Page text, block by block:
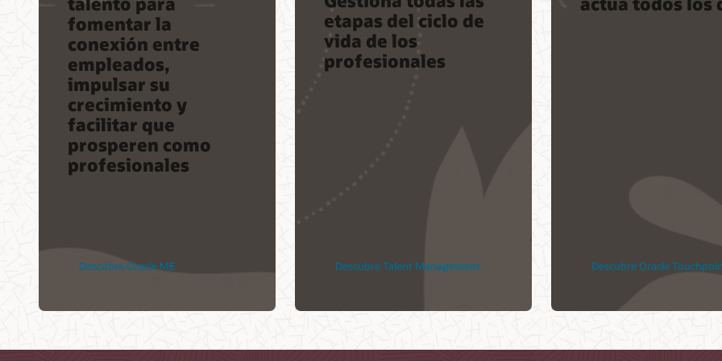
fomentar la
conexión entre
empleados,
impulsar su
crecimiento y
facilitar que
prosperen como
profesionales
Descubre Oracle ME
etapas del ciclo de
vida de los
profesionales
Descubre Talent Management Descubre Oracle